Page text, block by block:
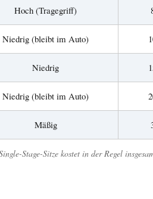
Hoch (Tragegriff)
Niedrig (bleibt im Auto)
Niedrig
Niedrig (bleibt im Auto)
Mäßig
Stage-Sitze kostet in der Regel